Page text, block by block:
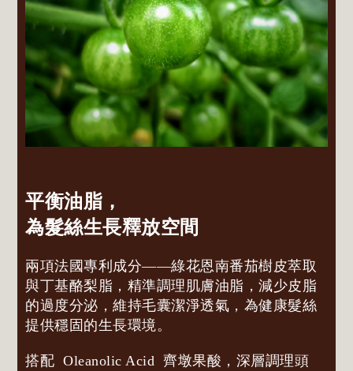
平衡油脂，
為髮絲生長釋放空間
兩項法國專利成分——綠花恩南番茄樹皮萃取
與丁基酪梨脂，精準調理肌膚油脂，減少皮脂
的過度分泌，維持毛囊潔淨透氣，為健康髮絲
提供穩固的生長環境。
搭配 Oleanolic Acid 齊墩果酸，深層調理頭